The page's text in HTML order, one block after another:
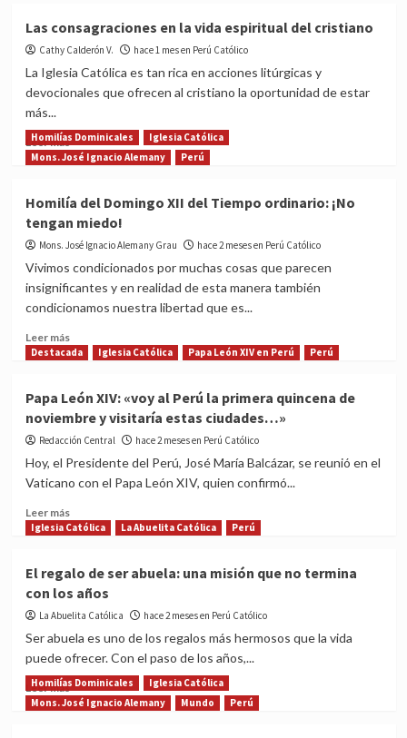
ética
de
las
virtudes
proyecto
de
Johan
Leuridan
Huys
Las consagraciones en la vida espiritual del cristiano
Cathy Calderón V. hace 1 mes en Perú Católico
La Iglesia Católica es tan rica en acciones litúrgicas y
devocionales que ofrecen al cristiano la oportunidad de estar
más...
Leer másRead
more
consagraciones
en
la
del
cristiano
Homilías Dominicales
Iglesia Católica
Mons. José Ignacio Alemany
Perú
Homilía del Domingo XII del Tiempo ordinario: ¡No
tengan miedo!
Mons. José Ignacio Alemany Grau hace 2 meses en Perú Católico
Vivimos condicionados por muchas cosas que parecen
insignificantes y en realidad de esta manera también
condicionamos nuestra libertad que es...
Leer másRead
more
del
Domingo
XII
del
ordinario:
tengan
Destacada Iglesia Católica Papa León XIV en Perú Perú
Papa León XIV: «voy al Perú la primera quincena de
noviembre y visitaría estas ciudades…»
Redacción Central hace 2 meses en Perú Católico
Hoy, el Presidente del Perú, José María Balcázar, se reunió en el
Vaticano con el Papa León XIV, quien confirmó...
Leer másRead
more
León
XIV:
«voy
al
la
primera
quincena
Iglesia Católica La Abuelita Católica Perú
El regalo de ser abuela: una misión que no termina
con los años
La Abuelita Católica hace 2 meses en Perú Católico
Ser abuela es uno de los regalos más hermosos que la vida
puede ofrecer. Con el paso de los años,...
Leer másRead
more
Homilías Dominicales
Iglesia Católica
Mons. José Ignacio Alemany
Mundo Perú